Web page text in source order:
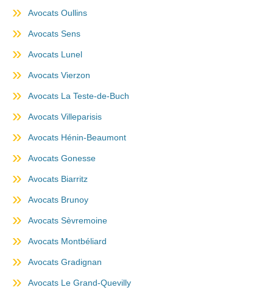
Avocats Oullins
Avocats Sens
Avocats Lunel
Avocats Vierzon
Avocats La Teste-de-Buch
Avocats Villeparisis
Avocats Hénin-Beaumont
Avocats Gonesse
Avocats Biarritz
Avocats Brunoy
Avocats Sèvremoine
Avocats Montbéliard
Avocats Gradignan
Avocats Le Grand-Quevilly